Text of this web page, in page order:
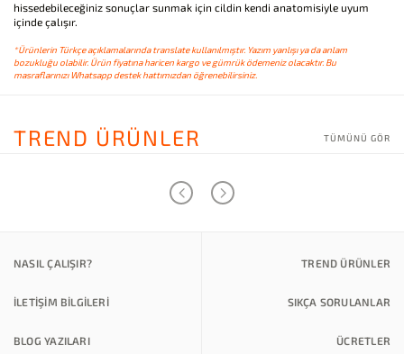
hissedebileceğiniz sonuçlar sunmak için cildin kendi anatomisiyle uyum
içinde çalışır.
*Ürünlerin Türkçe açıklamalarında translate kullanılmıştır. Yazım yanlışı ya da anlam
bozukluğu olabilir. Ürün fiyatına haricen kargo ve gümrük ödemeniz olacaktır. Bu
masraflarınızı Whatsapp destek hattımızdan öğrenebilirsiniz.
TREND ÜRÜNLER TÜMÜNÜ GÖR
NASIL ÇALIŞIR? TREND ÜRÜNLER
İLETİŞİM BİLGİLERİ SIKÇA SORULANLAR
BLOG YAZILARI ÜCRETLER